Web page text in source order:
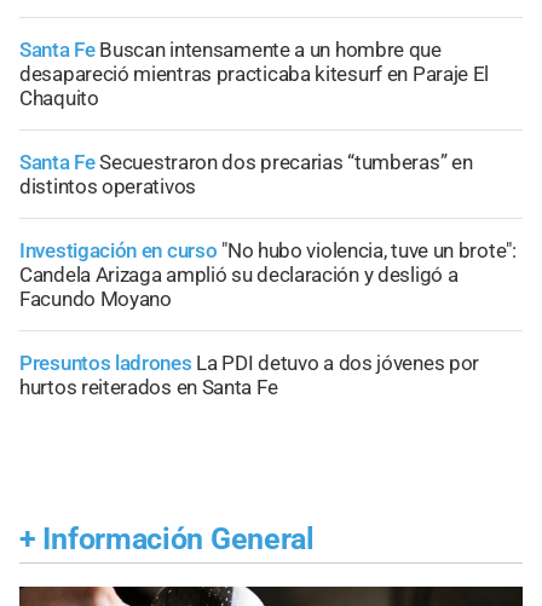
Santa Fe Buscan intensamente a un hombre que
desapareció mientras practicaba kitesurf en Paraje El
Chaquito
Santa FeSecuestraron dos precarias “tumberas” en
distintos operativos
Investigación en curso "No hubo violencia, tuve un brote":
Candela Arizaga amplió su declaración y desligó a
Facundo Moyano
Presuntos ladrones La PDI detuvo a dos jóvenes por
hurtos reiterados en Santa Fe
+ Información General